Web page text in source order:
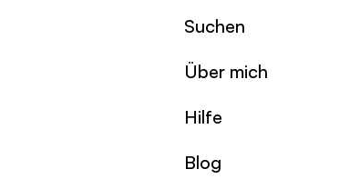
Suchen
Über mich
Hilfe
Blog